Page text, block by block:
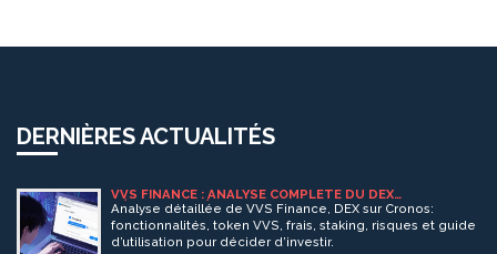
DERNIÈRES ACTUALITÉS
VVS FINANCE : ANALYSE COMPLÈTE DU DEX
DÉCENTRALISÉ SUR CRONOS
Analyse détaillée de VVS Finance, DEX sur Cronos:
fonctionnalités, token VVS, frais, staking, risques et guide
d’utilisation pour décider d’investir.